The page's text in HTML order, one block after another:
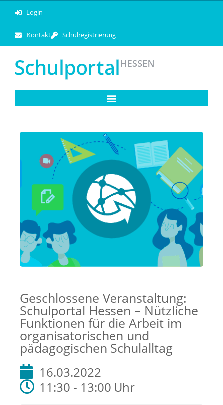
Login
Kontakt Schulregistrierung
Geschlossene Veranstaltung:
Schulportal Hessen – Nützliche
Funktionen für die Arbeit im
organisatorischen und
pädagogischen Schulalltag
16.03.2022
11:30 - 13:00 Uhr